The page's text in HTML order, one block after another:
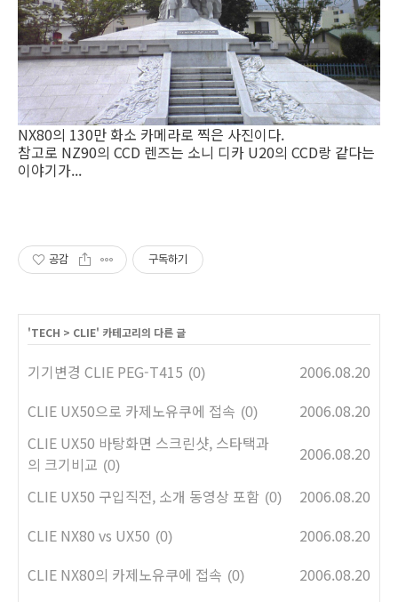
NX80의 130만 화소 카메라로 찍은 사진이다.
참고로 NZ90의 CCD 렌즈는 소니 디카 U20의 CCD랑 같다는
이야기가...
공감 구독하기
'TECH > CLIE' 카테고리의 다른 글
기기변경 CLIE PEG-T415 (0)
2006.08.20
CLIE UX50으로 카제노유쿠에 접속 (0)
2006.08.20
CLIE UX50 바탕화면 스크린샷, 스타택과
의 크기비교 (0)
2006.08.20
CLIE UX50 구입직전, 소개 동영상 포함 (0)
2006.08.20
CLIE NX80 vs UX50 (0)
2006.08.20
CLIE NX80의 카제노유쿠에 접속 (0)
2006.08.20